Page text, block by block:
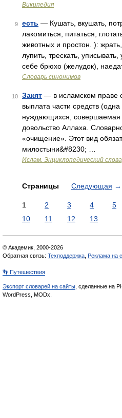
Википедия
9 есть — Кушать, вкушать,
лакомиться, питаться,
животных и простон. ):
лупить, трескать,
себе брюхо (желудок),
Словарь синонимов
10 Закят — в исламском праве
выплата части средств
нуждающихся, совершаемая
довольство Аллаха.
«очищение». Этот вид
милостыни&#8230; …
Ислам. Энциклопедический
Страницы Следующая →
1 2 3 4 5
10
11 12 13
© Академик, 2000-2026
Обратная связь: Техподдержка Реклама на
👣 Путешествия
Экспорт словарей на сайты , сделанные на
WordPress, MODx.